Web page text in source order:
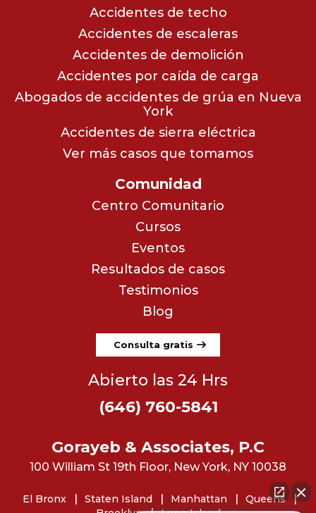
Accidentes de techo
Accidentes de escaleras
Accidentes de demolición
Accidentes por caída de carga
Abogados de accidentes de grúa en Nueva
York
Accidentes de sierra eléctrica
Ver más casos que tomamos
Comunidad
Centro Comunitario
Cursos
Eventos
Resultados de casos
Testimonios
Blog
Consulta gratis
Abierto las 24 Hrs
(646) 760-5841
Gorayeb & Associates, P.C
100 William St 19th Floor, New York, NY 10038
El Bronx Staten Island Manhattan
Queens